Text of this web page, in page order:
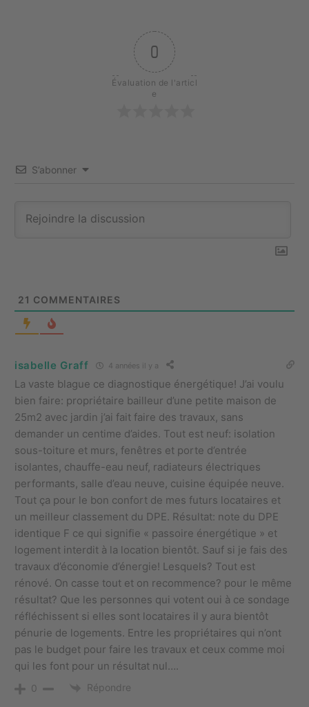
0
Évaluation de l'articl
e
S’abonner
21 COMMENTAIRES
isabelle Graff 4 années il y a
La vaste blague ce diagnostique énergétique! J’ai voulu
bien faire: propriétaire bailleur d’une petite maison de
25m2 avec jardin j’ai fait faire des travaux, sans
demander un centime d’aides. Tout est neuf: isolation
sous-toiture et murs, fenêtres et porte d’entrée
isolantes, chauffe-eau neuf, radiateurs électriques
performants, salle d’eau neuve, cuisine équipée neuve.
Tout ça pour le bon confort de mes futurs locataires et
un meilleur classement du DPE. Résultat: note du DPE
identique F ce qui signifie « passoire énergétique » et
logement interdit à la location bientôt. Sauf si je fais des
travaux d’économie d’énergie! Lesquels? Tout est
rénové. On casse tout et on recommence? pour le même
résultat? Que les personnes qui votent oui à ce sondage
réfléchissent si elles sont locataires il y aura bientôt
pénurie de logements. Entre les propriétaires qui n’ont
pas le budget pour faire les travaux et ceux comme moi
qui les font pour un résultat nul….
0 Répondre